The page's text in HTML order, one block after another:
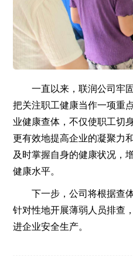
一直以来，联润公司牢
把关注职工健康当作一项重
业健康查体，不仅使职工切
更有效地提高企业的凝聚力
及时掌握自身的健康状况，
健康水平。
下一步，公司将根据查
针对性地开展薄弱人员排查
进企业安全生产。